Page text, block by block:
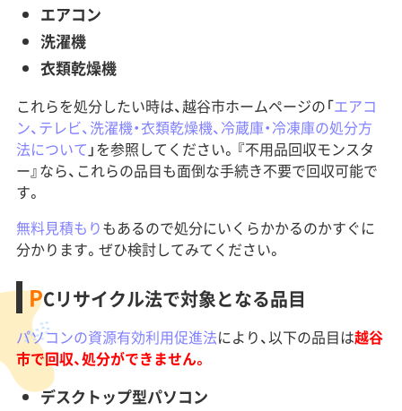
エアコン
洗濯機
衣類乾燥機
これらを処分したい時は、越谷市ホームページの「エアコ
ン、テレビ、洗濯機・衣類乾燥機、冷蔵庫・冷凍庫の処分方
法について 」を参照してください。『不用品回収モンスタ
ー』なら、これらの品目も面倒な手続き不要で回収可能で
す。
無料見積もりもあるので処分にいくらかかるのかすぐに
分かります。ぜひ検討してみてください。
PCリサイクル法で対象となる品目
パソコンの資源有効利用促進法により、以下の品目は越谷
市で回収、処分ができません。
デスクトップ型パソコン